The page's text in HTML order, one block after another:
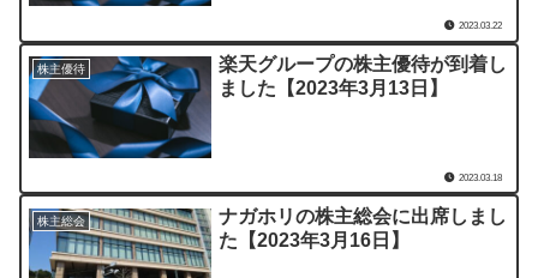
2023.03.22
株主優待
楽天グループの株主優待が到着し
ました【2023年3月13日】
2023.03.18
株主総会
ナガホリの株主総会に出席しまし
た【2023年3月16日】